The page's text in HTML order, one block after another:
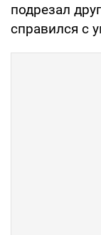
подрезал
справился с